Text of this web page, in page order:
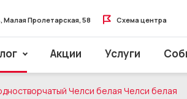
Акции Услуги
Малая Пролетарская, 58 Схема центра
Челси белая Челси белая